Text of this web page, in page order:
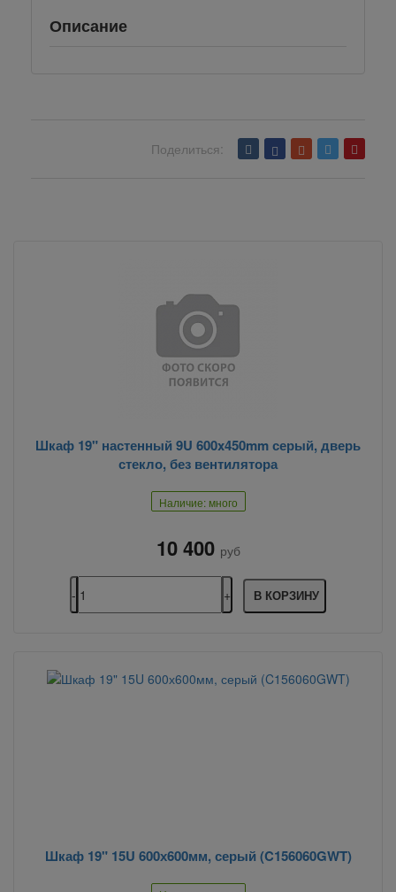
Описание
Поделиться:
Шкаф 19" настенный 9U 600x450mm серый, дверь
стекло, без вентилятора
Наличие: много
10 400 руб
В КОРЗИНУ
Шкаф 19" 15U 600х600мм, серый (C156060GWT)